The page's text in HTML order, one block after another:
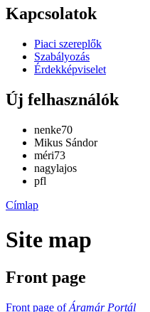
Kapcsolatok
Piaci szereplők
Szabályozás
Érdekképviselet
Új felhasználók
nenke70
Mikus Sándor
méri73
nagylajos
pfl
Címlap
Site map
Front page
Front page ofÁramár Portál